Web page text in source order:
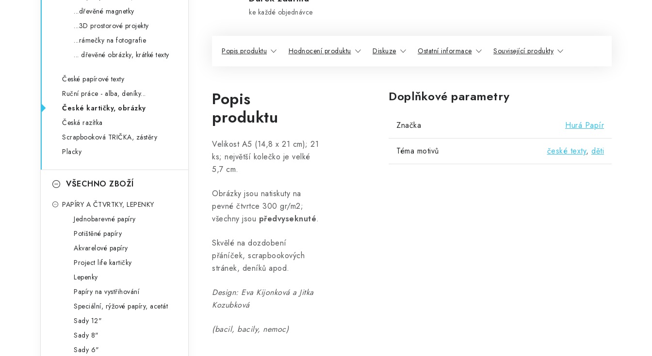
...dřevěné magnetky
...3D prostorové projekty
...rámečky na fotografie
... dřevěné obrázky, krátké texty
České papírové texty
Ruční práce - alba, deníky...
České kartičky, obrázky
Česká razítka
Scrapbooková TRIČKA, zástěry
Placky
VŠECHNO ZBOŽÍ
PAPÍRY A ČTVRTKY, LEPENKY
Jednobarevné papíry
Potištěné papíry
Akvarelové papíry
Project life kartičky
Lepenky
Papíry na vystřihování
Speciální, rýžové papíry, acetát
Sady 12"
Sady 8"
Sady 6"
ke každé objednávce
Popis produktu Hodnocení produktu Diskuze Ostatní informace Související produkty
Popis
produktu
Velikost A5 (14,8 x 21 cm); 21
ks; největší kolečko je velké
5,7 cm.
Obrázky jsou natiskuty na
pevné čtvrtce 300 gr/m2;
všechny jsou předvyseknuté.
Skvělé na dozdobení
přáníček, scrapbookových
stránek, deníků apod.
Design: Eva Kijonková a Jitka
Kozubková
(bacil, bacily, nemoc)
Doplňkové parametry
Značka Hurá Papír
Téma motivů české texty, děti